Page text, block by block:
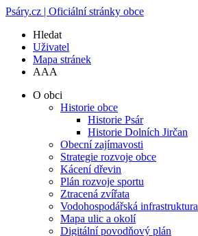
Psáry.cz | Oficiální stránky obce
Hledat
Uživatel
Mapa stránek
AAA
O obci
Historie obce
Historie Psár
Historie Dolních Jirčan
Obecní zajímavosti
Strategie rozvoje obce
Kácení dřevin
Plán rozvoje sportu
Ztracená zvířata
Vodohospodářská infrastruktura
Mapa ulic a okolí
Digitální povodňový plán